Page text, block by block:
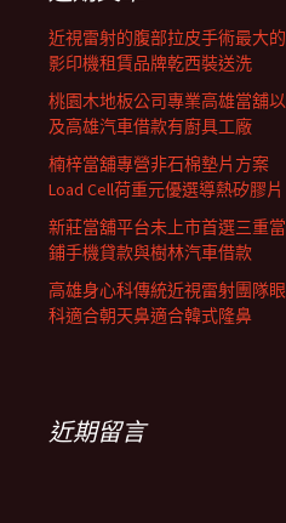
近視雷射的腹部拉皮手術最大的
影印機租賃品牌乾西裝送洗
桃園木地板公司專業高雄當舖以
及高雄汽車借款有廚具工廠
楠梓當舖專營非石棉墊片方案
Load Cell荷重元優選導熱矽膠片
新莊當舖平台未上市首選三重當
鋪手機貸款與樹林汽車借款
高雄身心科傳統近視雷射團隊眼
科適合朝天鼻適合韓式隆鼻
近期留言